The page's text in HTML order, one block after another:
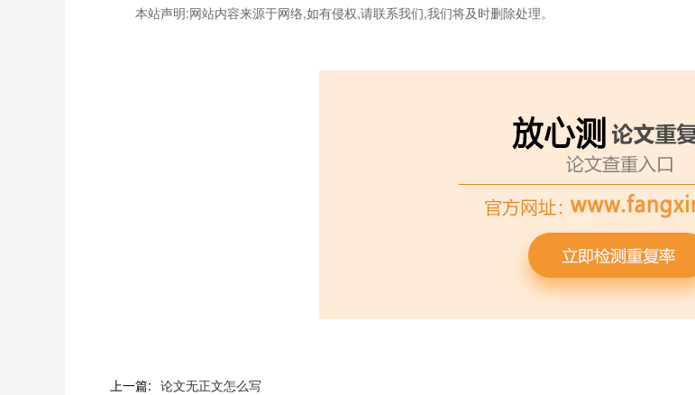
本站声明:网站内容来源于网络,如有侵权,请联系我们,我们将及时删除处理。
上一篇: 论文无正文怎么写